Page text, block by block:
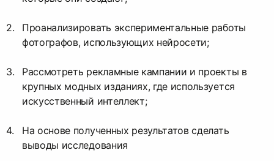
Проанализировать экспериментальные работы
фотографов, использующих нейросети;
Рассмотреть рекламные кампании и проекты в
крупных модных изданиях, где используется
искусственный интеллект;
На основе полученных результатов сделать
выводы исследования